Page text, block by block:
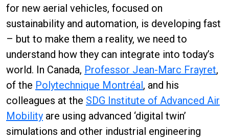
for new aerial vehicles, focused on
sustainability and automation, is developing fast
– but to make them a reality, we need to
understand how they can integrate into today’s
world. In Canada, Professor Jean-Marc Frayret,
of the Polytechnique Montréal, and his
colleagues at the SDG Institute of Advanced Air
Mobility are using advanced ‘digital twin’
simulations and other industrial engineering